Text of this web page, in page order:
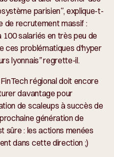
parisien", explique-t-
de recrutement massif :
salariés en très peu de
ces problématiques d'hyper
lyonnais”regrette-il.
régional doit encore
davantage pour
de scaleups à succès de
génération de
sûre : les actions menées
dans cette direction ;)